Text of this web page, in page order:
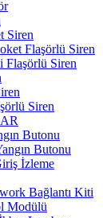
Siren
Flaşörlü Siren
Flaşörlü Siren
Siren
Butonu
Butonu
İzleme
Bağlantı Kiti
Modülü